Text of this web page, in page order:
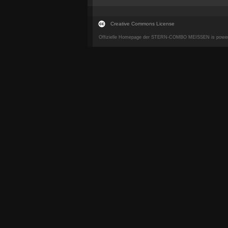
Creative Commons License
Offizielle Homepage der STERN-COMBO MEISSEN is